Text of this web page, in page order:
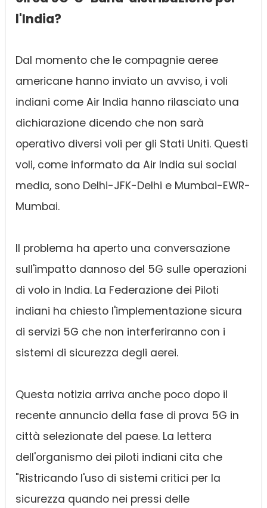
l'India?
Dal momento che le compagnie aeree
americane hanno inviato un avviso, i voli
indiani come Air India hanno rilasciato una
dichiarazione dicendo che non sarà
operativo diversi voli per gli Stati Uniti. Questi
voli, come informato da Air India sui social
media, sono Delhi-JFK-Delhi e Mumbai-EWR-
Mumbai.
Il problema ha aperto una conversazione
sull'impatto dannoso del 5G sulle operazioni
di volo in India. La Federazione dei Piloti
indiani ha chiesto l'implementazione sicura
di servizi 5G che non interferiranno con i
sistemi di sicurezza degli aerei.
Questa notizia arriva anche poco dopo il
recente annuncio della fase di prova 5G in
città selezionate del paese. La lettera
dell'organismo dei piloti indiani cita che
"Ristricando l'uso di sistemi critici per la
sicurezza quando nei pressi delle